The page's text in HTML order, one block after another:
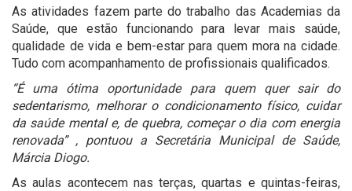
As atividades fazem parte do trabalho das Academias da
Saúde, que estão funcionando para levar mais saúde,
qualidade de vida e bem-estar para quem mora na cidade.
Tudo com acompanhamento de profissionais qualificados.
“É uma ótima oportunidade para quem quer sair do
sedentarismo, melhorar o condicionamento físico, cuidar
da saúde mental e, de quebra, começar o dia com energia
renovada” , pontuou a Secretária Municipal de Saúde,
Márcia Diogo.
As aulas acontecem nas terças, quartas e quintas-feiras,